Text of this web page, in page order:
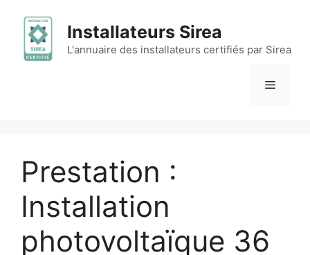
contenu
Installateurs Sirea
L'annuaire des installateurs certifiés par Sirea
Menu
Prestation :
Installation
photovoltaïque 36